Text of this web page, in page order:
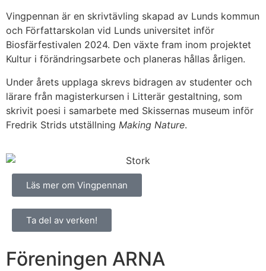
Vingpennan är en skrivtävling skapad av Lunds kommun
och Författarskolan vid Lunds universitet inför
Biosfärfestivalen 2024. Den växte fram inom projektet
Kultur i förändringsarbete och planeras hållas årligen.
Under årets upplaga skrevs bidragen av studenter och
lärare från magisterkursen i Litterär gestaltning, som
skrivit poesi i samarbete med Skissernas museum inför
Fredrik Strids utställning Making Nature.
Läs mer om Vingpennan
Ta del av verken!
Föreningen ARNA